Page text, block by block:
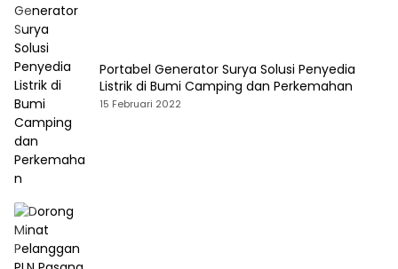
Portabel Generator Surya Solusi Penyedia
Listrik di Bumi Camping dan Perkemahan
15 Februari 2022